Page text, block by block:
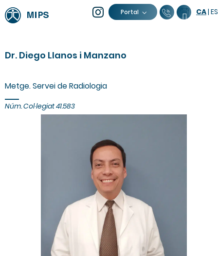
Portal 93 805 04
CA| ES
Dr. Diego Llanos i Manzano
Metge. Servei de Radiologia
Núm. Col·legiat41.583